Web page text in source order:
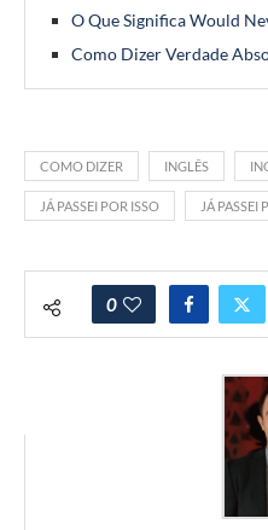
O Que Significa Would
Como Dizer Verdade
COMO DIZER INGLÊS
JÁ PASSEI POR ISSO JÁ PASSEI
0